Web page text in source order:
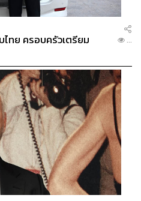
ไทย ครอบครัวเตรียม
...